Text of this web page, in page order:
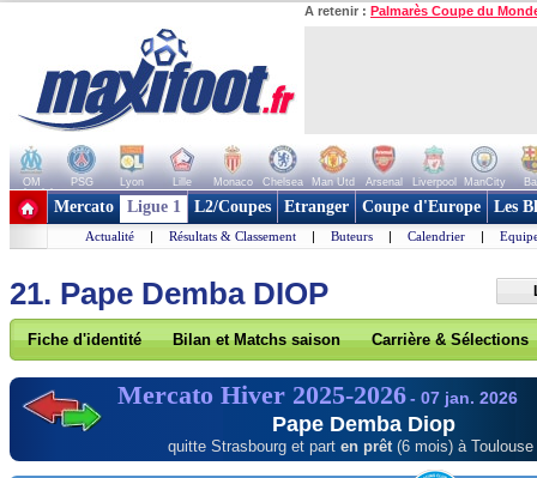
A retenir : Palmarès Coupe du
OM PSG Lyon Lille Monaco Chelsea Man Utd Arsenal Liverpool ManCity
+ de clubs
Mercato Ligue 1 L2/Coupes Etranger Coupe d'Europe Les
Actualité | Résultats & Classement | Buteurs | Calendrier |
21. Pape Demba DIOP
Fiche d'identité Bilan et Matchs saison Carrière & Sélections
Mercato Hiver 2025-2026- 07 jan. 2026
Pape Demba Diop
quitte Strasbourg et part en prêt(6 mois) à Toulouse